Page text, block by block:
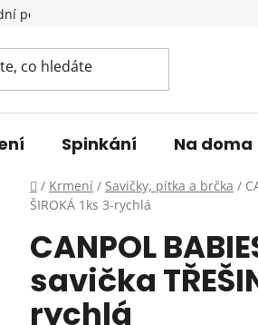
podmínky
Spinkání Na doma
Domů
/ Krmení / Savičky, pítka a brčka /
ŠIROKÁ 1ks 3-rychlá
CANPOL
savička
rychlá